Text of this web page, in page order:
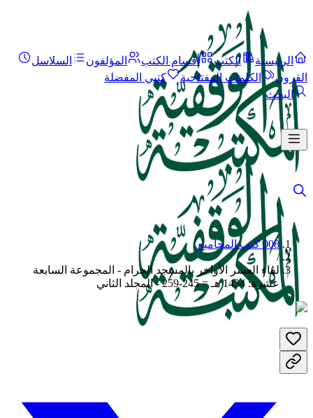
الرئيسية الكتب أقسام الكتب المؤلفون
السلاسل
القرون
الكلمات المفتاحية
كتبي المفضلة
البحث
008 كتب المجاميع
/
لقاء العشر الأواخر بالمسجد الحرام - المجموعة السابعة
عشرة: 1434 هـ = 245-259 - المجلد الثاني